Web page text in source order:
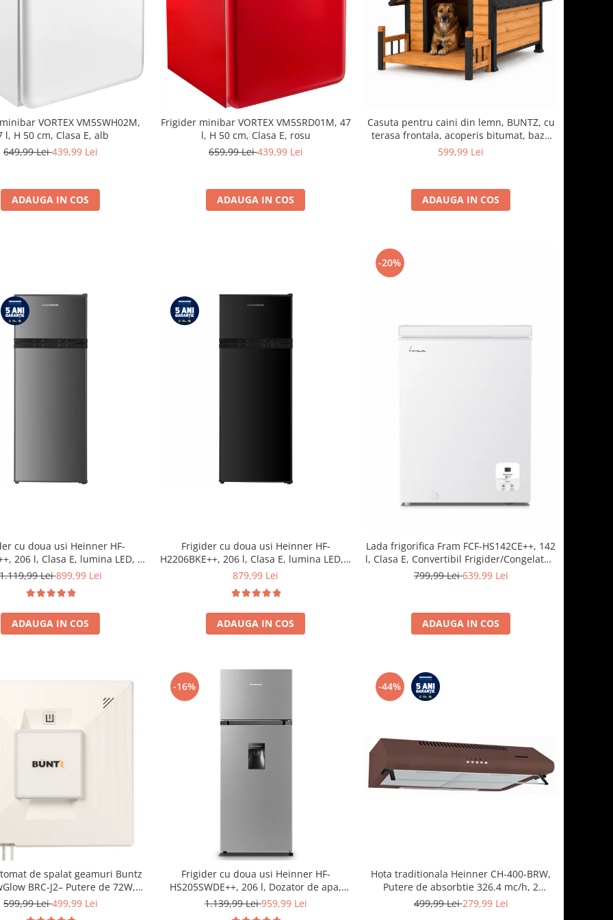
VORTEX VM5SWH02M,
l, H 50 cm, Clasa E, alb
649,99 Lei439,99 Lei
ADAUGA IN COS
Frigider minibar VORTEX VM5SRD01M, 47
l, H 50 cm, Clasa E, rosu
659,99 Lei439,99 Lei
ADAUGA IN COS
Casuta pentru caini din lemn, BUNTZ, cu
terasa frontala, acoperis bitumat, baza
ridicata, pentru talie medie si mare, 93 x
599,99 Lei
ADAUGA IN COS
cu doua usi Heinner HF-
206 l, Clasa E, lumina LED, 3
de sticla, H 143 cm, Inox
1.119,99 Lei899,99 Lei
ADAUGA IN COS
Frigider cu doua usi Heinner HF-
H2206BKE++, 206 l, Clasa E, lumina LED, 3
rafturi de sticla, H 143 cm, Negru
879,99 Lei
ADAUGA IN COS
-20%
Lada frigorifica Fram FCF-HS142CE++, 142
l, Clasa E, Convertibil Frigider/Congelator,
Control electronic, Display digital, Alb
799,99 Lei639,99 Lei
ADAUGA IN COS
de spalat geamuri Buntz
BRC-J2– Putere de 72W,
duala de pulverizare,
599,99 Lei499,99 Lei
-16%
Frigider cu doua usi Heinner HF-
HS205SWDE++, 206 l, Dozator de apa,
Iluminare LED, H 143.4 cm, Clasa E,
1.139,99 Lei959,99 Lei
-44%
Hota traditionala Heinner CH-400-BRW,
Putere de absorbtie 326.4 mc/h, 2
motoare, 60 cm, Maro
499,99 Lei279,99 Lei